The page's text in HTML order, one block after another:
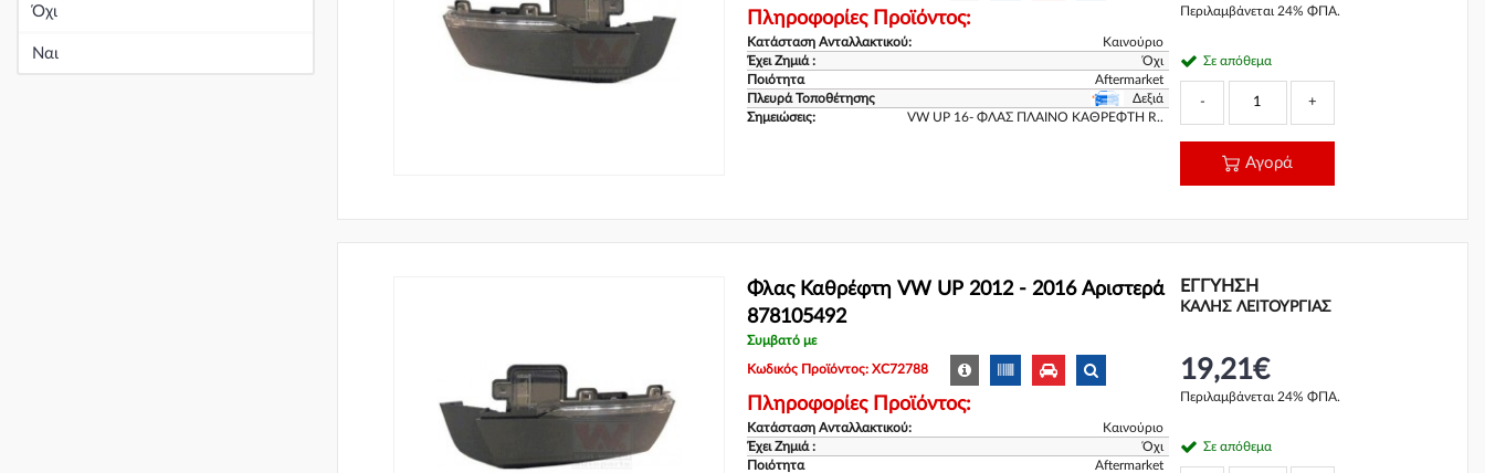
Όχι
Ναι
Πληροφορίες Προϊόντος:
Κατάσταση Ανταλλακτικού:
Καινούριο
Έχει Ζημιά :
Όχι
Ποιότητα
Aftermarket
Πλευρά Τοποθέτησης
Δεξιά
Σημειώσεις:
VW UP 16- ΦΛΑΣ ΠΛΑΙΝΟ ΚΑΘΡΕΦΤΗ R..
Περιλαμβάνεται 24% ΦΠΑ.
Σε απόθεμα
- +
Αγορά
Φλας Καθρέφτη VW UP 2012 - 2016 Αριστερά
878105492
Συμβατό με
Κωδικός Προϊόντος: XC72788
Πληροφορίες Προϊόντος:
Κατάσταση Ανταλλακτικού:
Καινούριο
Έχει Ζημιά :
Όχι
Ποιότητα
Aftermarket
ΕΓΓΎΗΣΗ
ΚΑΛΗΣ ΛΕΙΤΟΥΡΓΙΑΣ
19,21€
Περιλαμβάνεται 24% ΦΠΑ.
Σε απόθεμα